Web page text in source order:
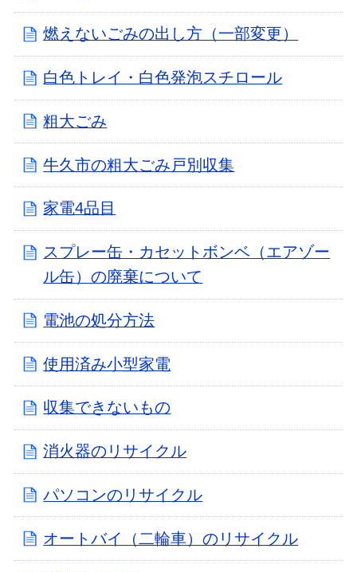
燃えないごみの出し方（一部変更）
白色トレイ・白色発泡スチロール
粗大ごみ
牛久市の粗大ごみ戸別収集
家電4品目
スプレー缶・カセットボンベ（エアゾー
ル缶）の廃棄について
電池の処分方法
使用済み小型家電
収集できないもの
消火器のリサイクル
パソコンのリサイクル
オートバイ（二輪車）のリサイクル